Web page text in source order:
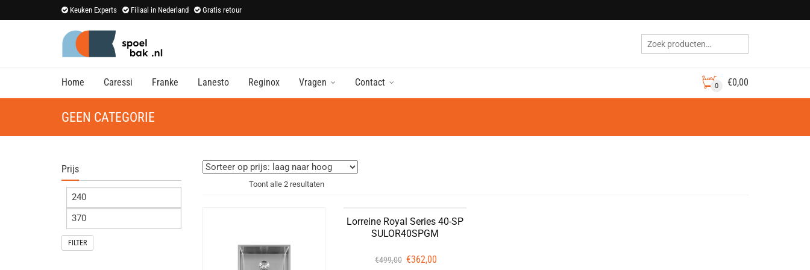
Keuken Experts Filiaal in Nederland Gratis retour
Home Caressi Franke Lanesto Reginox Vragen Contact 0 €0,00
GEEN CATEGORIE
Toont alle 2 resultatenGesorteerd
Lorreine Royal Series 40-SP
SULOR40SPGM
€499,00 Oorspronkelijke
€362,00
Prijs
FILTER